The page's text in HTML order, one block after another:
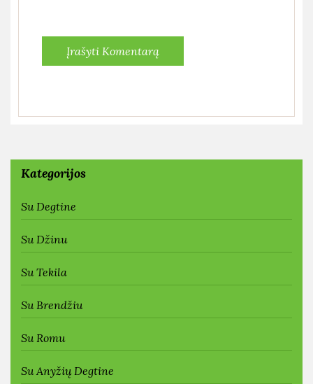
Kategorijos
Su Degtine
Su Džinu
Su Tekila
Su Brendžiu
Su Romu
Su Anyžių Degtine